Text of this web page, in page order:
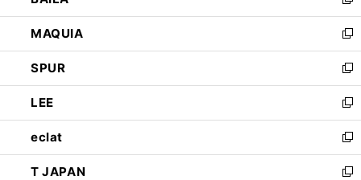
ン
ド
ウ
で
開
く
ウ
ィ
ン
ド
ウ
で
開
く
し
い
ウ
ィ
ン
ド
ウ
で
開
く
MAQUIA
新
し
い
ウ
ィ
ン
ド
ウ
で
SPUR
新
し
い
ウ
ィ
ン
ド
LEE
新
し
い
ウ
ィ
eclat
新
し
い
T JAPAN
新